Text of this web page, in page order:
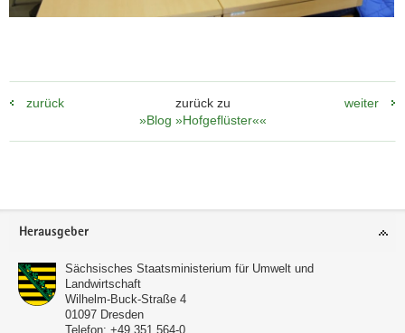
Alina Klugmann bei der praktischen
Melkarbeit im 2 x 7 Fischgrätenmelkstand
unter genauer Beobachtung durch die
Prüferin Frau Schmelter.
zurück
zurück zu
»Blog »Hofgeflüster««
weiter
Footer-
Herausgeber
Sächsisches Staatsministerium für Umwelt und
Landwirtschaft
Wilhelm-Buck-Straße 4
01097 Dresden
Telefon: +49 351 564-0